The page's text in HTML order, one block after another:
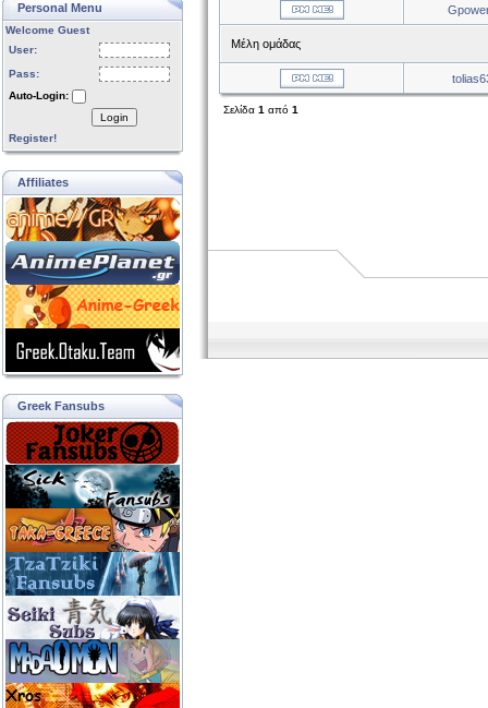
Personal Menu
Welcome Guest
User:
Pass:
Auto-Login:
Login
Register!
Affiliates
Greek Fansubs
Μέλη ομάδας
Σελίδα 1 από 1